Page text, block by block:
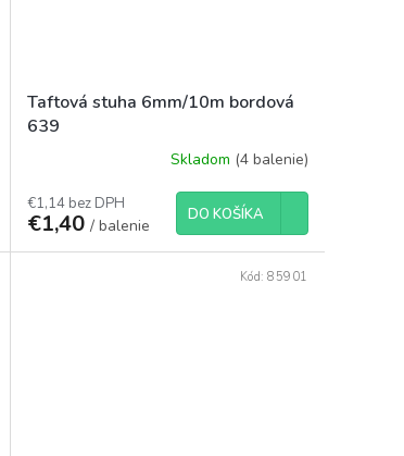
Taftová stuha 6mm/10m bordová
639
Skladom (4 balenie)
€1,14 bez DPH
€1,40 / balenie
DO KOŠÍKA
Kód:85901